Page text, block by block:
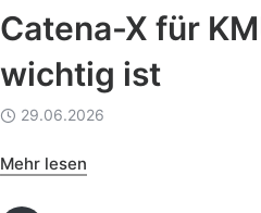
Catena-X für
wichtig ist
29.06.2026
Mehr lesen